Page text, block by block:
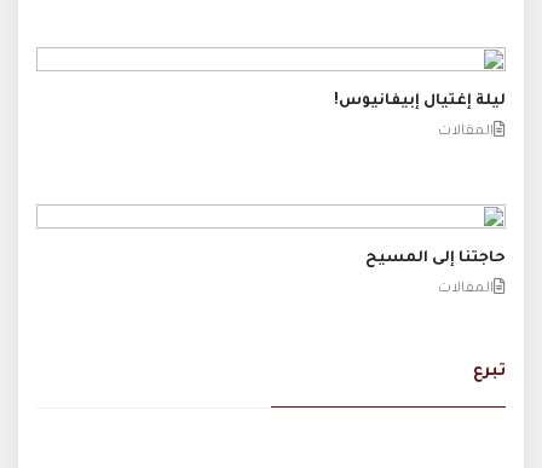
ليلة إغتيال إبيفانيوس!
المقالات
حاجتنا إلى المسيح
المقالات
تبرع